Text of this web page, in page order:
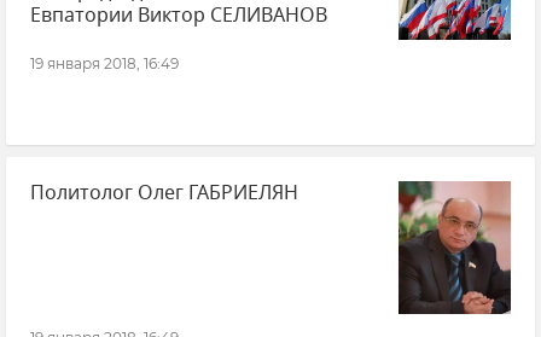
Евпатории Виктор СЕЛИВАНОВ
19 января 2018, 16:49
Политолог Олег ГАБРИЕЛЯН